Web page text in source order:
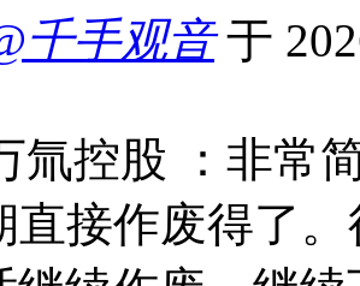
千手观音 于
氚控股 ：非常
直接作废得了